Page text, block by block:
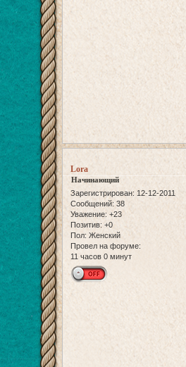
Lora
Начинающий
Зарегистрирован: 12-12-2011
Сообщений: 38
Уважение: +23
Позитив: +0
Пол: Женский
Провел на форуме:
11 часов 0 минут